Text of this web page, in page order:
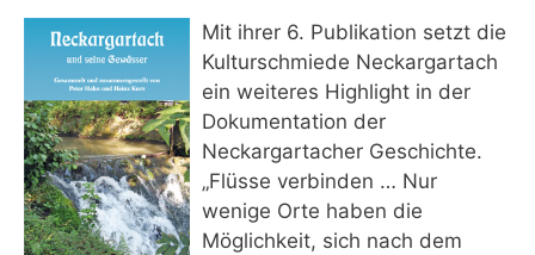
Mit ihrer 6. Publikation setzt die
Kulturschmiede Neckargartach
ein weiteres Highlight in der
Dokumentation der
Neckargartacher Geschichte.
„Flüsse verbinden … Nur
wenige Orte haben die
Möglichkeit, sich nach dem